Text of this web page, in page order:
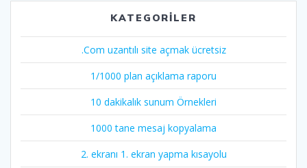
KATEGORILER
.Com uzantılı site açmak ücretsiz
1/1000 plan açıklama raporu
10 dakikalık sunum Örnekleri
1000 tane mesaj kopyalama
2. ekranı 1. ekran yapma kısayolu